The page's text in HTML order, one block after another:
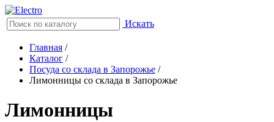
Искать
Главная /
Каталог /
Посуда со склада в Запорожье /
Лимонницы со склада в Запорожье
Лимонницы